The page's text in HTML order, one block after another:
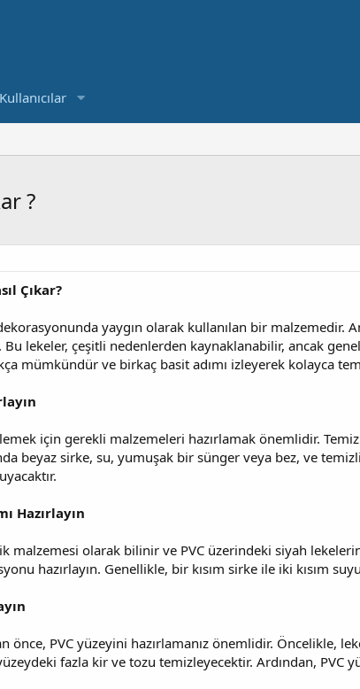
Kullanıcılar
?
Çıkar?
yaygın olarak kullanılan bir malzemedir.
lekeler, çeşitli nedenlerden kaynaklanabilir, ancak
mümkündür ve birkaç basit adımı izleyerek kolayca
için gerekli malzemeleri hazırlamak önemlidir.
beyaz sirke, su, yumuşak bir sünger veya bez, ve
Hazırlayın
malzemesi olarak bilinir ve PVC üzerindeki siyah
hazırlayın. Genellikle, bir kısım sirke ile iki kısım
önce, PVC yüzeyini hazırlamanız önemlidir. Öncelikle,
fazla kir ve tozu temizleyecektir. Ardından, PVC